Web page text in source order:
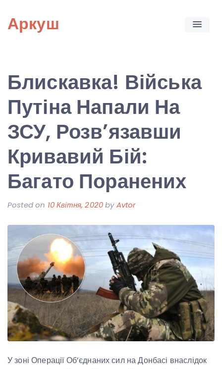
content
Аркуш
Блискавка! Війська
Путіна Напали На
ЗСУ, Розв’язавши
Кривавий Бій:
Багато Поранених
Posted on 10 Квітня, 2020byAvtor
У зоні Операції Об’єднаних сил на Донбасі внаслідок